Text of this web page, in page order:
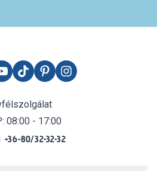
08:00 - 17:00
+36-80/32-32-32